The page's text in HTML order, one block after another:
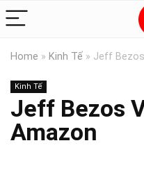
Home » Kinh Tế » Jeff
Kinh Tế
Jeff Bezos
Amazon